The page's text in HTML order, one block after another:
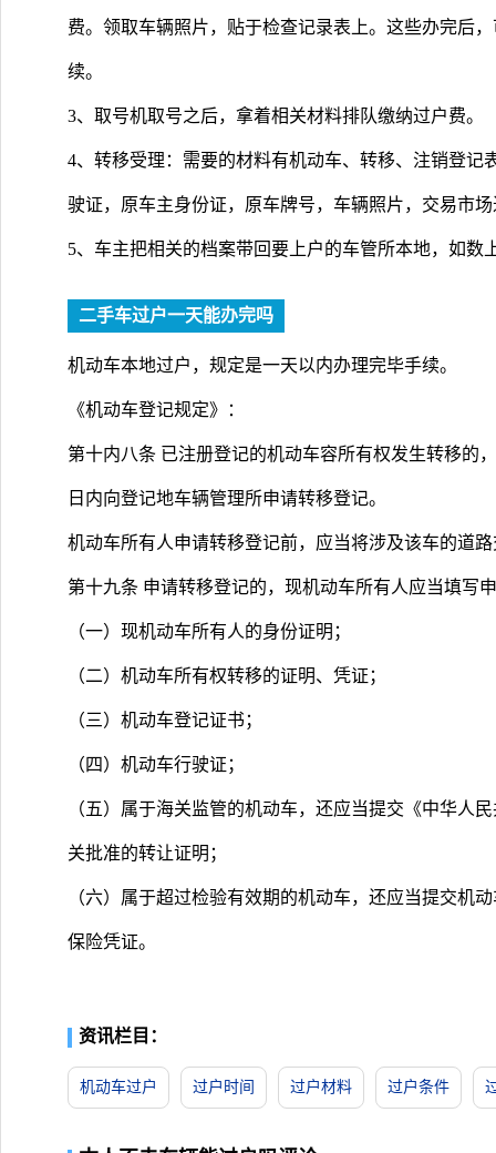
费。领取车辆照片，贴于检查记录表上。这些办完后
续。
3、取号机取号之后，拿着相关材料排队缴纳过户费。
4、转移受理：需要的材料有机动车、转移、注销登记
驶证，原车主身份证，原车牌号，车辆照片，交易市
5、车主把相关的档案带回要上户的车管所本地，如数
二手车过户一天能办完吗
机动车本地过户，规定是一天以内办理完毕手续。
《机动车登记规定》：
第十内八条 已注册登记的机动车容所有权发生转移的
日内向登记地车辆管理所申请转移登记。
机动车所有人申请转移登记前，应当将涉及该车的道
第十九条 申请转移登记的，现机动车所有人应当填写
（一）现机动车所有人的身份证明；
（二）机动车所有权转移的证明、凭证；
（三）机动车登记证书；
（四）机动车行驶证；
（五）属于海关监管的机动车，还应当提交《中华人
关批准的转让证明；
（六）属于超过检验有效期的机动车，还应当提交机
保险凭证。
资讯栏目：
机动车过户 过户时间 过户材料 过户条件